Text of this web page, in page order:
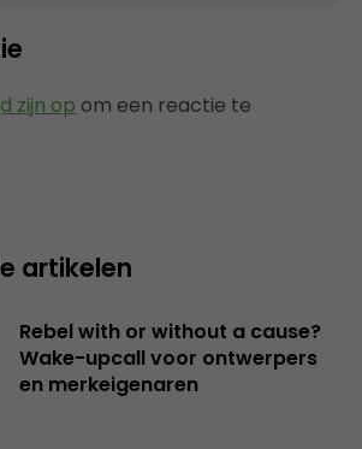
zijn op om een reactie te
artikelen
Rebel with or without a cause?
Wake-upcall voor ontwerpers
en merkeigenaren